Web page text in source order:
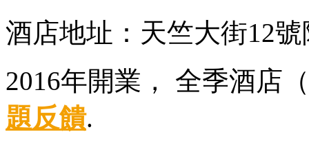
酒店地址：天竺大街12
2016年開業， 全季酒
題反饋.